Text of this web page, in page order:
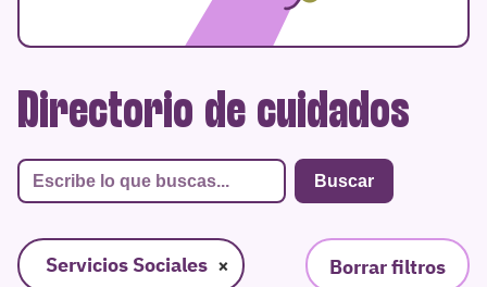
Directorio de cuidados
Servicios Sociales × Borrar filtros